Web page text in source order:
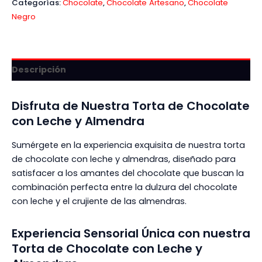
Categorías:Chocolate,Chocolate Artesano,Chocolate
Negro
Descripción
Disfruta de Nuestra Torta de Chocolate
con Leche y Almendra
Sumérgete en la experiencia exquisita de nuestra torta
de chocolate con leche y almendras, diseñado para
satisfacer a los amantes del chocolate que buscan la
combinación perfecta entre la dulzura del chocolate
con leche y el crujiente de las almendras.
Experiencia Sensorial Única con nuestra
Torta de Chocolate con Leche y